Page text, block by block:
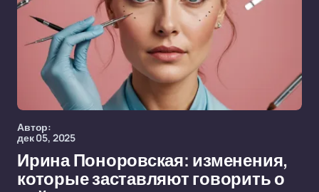
Автор:
дек 05, 2025
Ирина Поноровская: изменения,
которые заставляют говорить о